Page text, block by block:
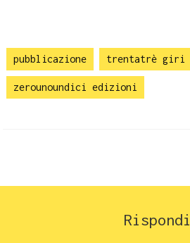
pubblicazione trentatrè giri
zerounoundici edizioni
Rispondi